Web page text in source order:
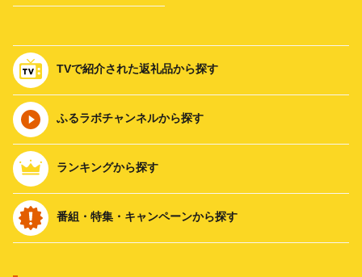
TVで紹介された返礼品から探す
ふるラボチャンネルから探す
ランキングから探す
番組・特集・キャンペーンから探す